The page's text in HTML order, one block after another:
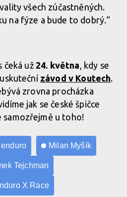
všech zúčastněných.
na fýze a bude to dobrý.“
čeká už 24. května, kdy se
závod v Koutech.
zrovna procházka
jak se české špičce
samozřejmě u toho!
enduro Milan Myšík
Tejchman
X Race